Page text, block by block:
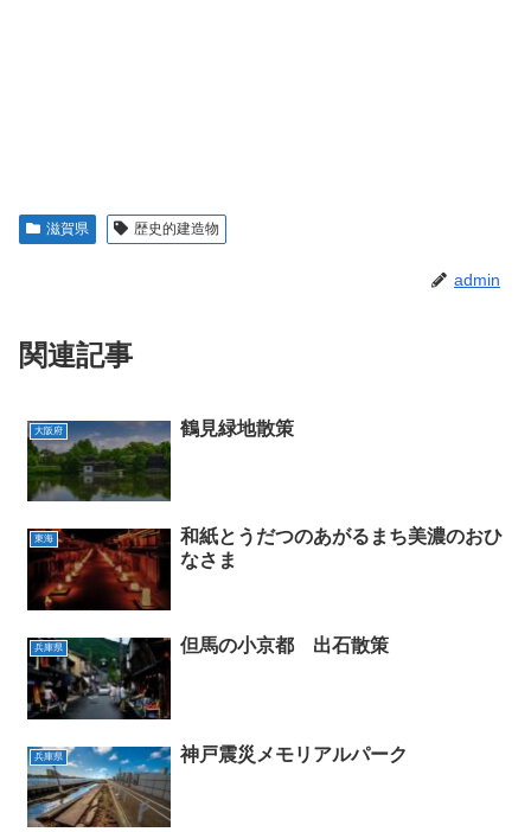
滋賀県 歴史的建造物
admin
関連記事
大阪府 鶴見緑地散策
東海
和紙とうだつのあがるまち美濃のおひ
なさま
兵庫県 但馬の小京都 出石散策
兵庫県 神戸震災メモリアルパーク